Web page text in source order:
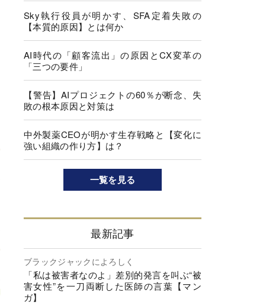
Sky執行役員が明かす、SFA定着失敗の
【本質的原因】とは何か
AI時代の「顧客流出」の原因とCX変革の
「三つの要件」
【警告】AIプロジェクトの60％が断念、失
敗の根本原因と対策は
中外製薬CEOが明かす生存戦略と【変化に
強い組織の作り方】は？
一覧を見る
最新記事
ブラックジャックによろしく
「私は被害者なのよ」差別的発言を叫ぶ“被
害女性”を一刀両断した医師の言葉【マン
ガ】